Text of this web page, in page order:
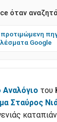
όταν
Google
Αναλόγιο του
Σταύρος